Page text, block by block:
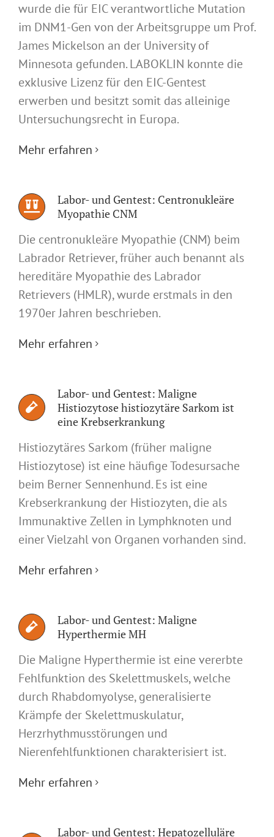
wurde die für EIC verantwortliche Mutation
im DNM1-Gen von der Arbeitsgruppe um Prof.
James Mickelson an der University of
Minnesota gefunden. LABOKLIN konnte die
exklusive Lizenz für den EIC-Gentest
erwerben und besitzt somit das alleinige
Untersuchungsrecht in Europa.
Mehr erfahren
Labor- und Gentest: Centronukleäre
Myopathie CNM
Die centronukleäre Myopathie (CNM) beim
Labrador Retriever, früher auch benannt als
hereditäre Myopathie des Labrador
Retrievers (HMLR), wurde erstmals in den
1970er Jahren beschrieben.
Mehr erfahren
Labor- und Gentest: Maligne
Histiozytose histiozytäre Sarkom ist
eine Krebserkrankung
Histiozytäres Sarkom (früher maligne
Histiozytose) ist eine häufige Todesursache
beim Berner Sennenhund. Es ist eine
Krebserkrankung der Histiozyten, die als
Immunaktive Zellen in Lymphknoten und
einer Vielzahl von Organen vorhanden sind.
Mehr erfahren
Labor- und Gentest: Maligne
Hyperthermie MH
Die Maligne Hyperthermie ist eine vererbte
Fehlfunktion des Skelettmuskels, welche
durch Rhabdomyolyse, generalisierte
Krämpfe der Skelettmuskulatur,
Herzrhythmusstörungen und
Nierenfehlfunktionen charakterisiert ist.
Mehr erfahren
Labor- und Gentest: Hepatozelluläre